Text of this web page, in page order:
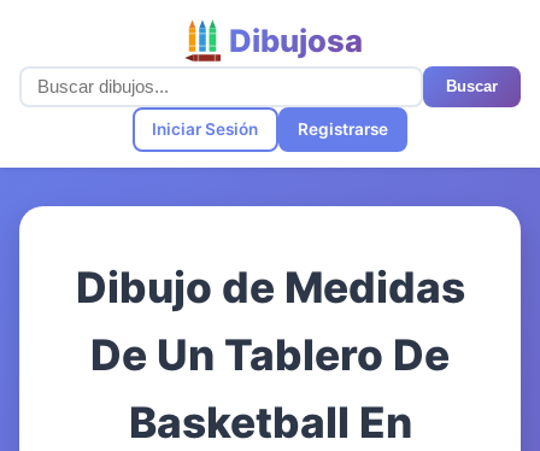
Dibujosa
Buscar
Iniciar Sesión Registrarse
Dibujo de Medidas
De Un Tablero De
Basketball En